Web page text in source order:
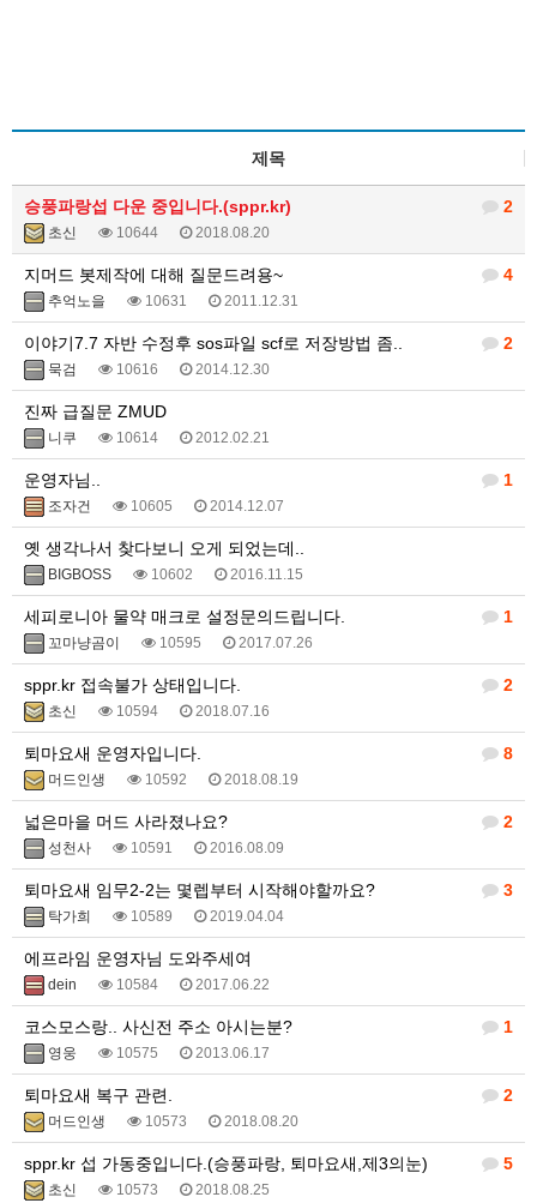
제목
2
승풍파랑섭 다운 중입니다.(sppr.kr)
초신 10644 2018.08.20
4
지머드 봇제작에 대해 질문드려용~
추억노을 10631 2011.12.31
2
이야기7.7 자반 수정후 sos파일 scf로 저장방법 좀..
묵검 10616 2014.12.30
진짜 급질문 ZMUD
니쿠 10614 2012.02.21
1
운영자님..
조자건 10605 2014.12.07
옛 생각나서 찾다보니 오게 되었는데..
BIGBOSS 10602 2016.11.15
1
세피로니아 물약 매크로 설정문의드립니다.
꼬마냥곰이 10595 2017.07.26
2
sppr.kr 접속불가 상태입니다.
초신 10594 2018.07.16
8
퇴마요새 운영자입니다.
머드인생 10592 2018.08.19
2
넓은마을 머드 사라졌나요?
성천사 10591 2016.08.09
3
퇴마요새 임무2-2는 몇렙부터 시작해야할까요?
탁가희 10589 2019.04.04
에프라임 운영자님 도와주세여
dein 10584 2017.06.22
1
코스모스랑.. 사신전 주소 아시는분?
영웅 10575 2013.06.17
2
퇴마요새 복구 관련.
머드인생 10573 2018.08.20
5
sppr.kr 섭 가동중입니다.(승풍파랑, 퇴마요새,제3의눈)
초신 10573 2018.08.25